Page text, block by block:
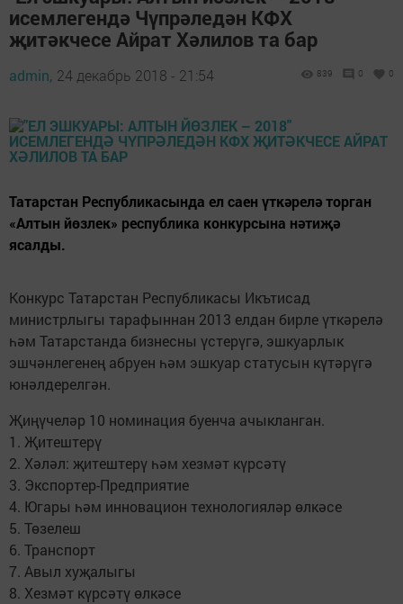
исемлегендә Чүпрәледән КФХ
җитәкчесе Айрат Хәлилов та бар
admin, 24 декабрь 2018 - 21:54 839 0 0
Татарстан Республикасында ел саен үткәрелә торган
«Алтын йөзлек» республика конкурсына нәтиҗә
ясалды.
Конкурс Татарстан Республикасы Икътисад
министрлыгы тарафыннан 2013 елдан бирле үткәрелә
һәм Татарстанда бизнесны үстерүгә, эшкуарлык
эшчәнлегенең абруен һәм эшкуар статусын күтәрүгә
юнәлдерелгән.
Җиңүчеләр 10 номинация буенча ачыкланган.
1. Җитештерү
2. Хәләл: җитештерү һәм хезмәт күрсәтү
3. Экспортер-Предприятие
4. Югары һәм инновацион технологияләр өлкәсе
5. Төзелеш
6. Транспорт
7. Авыл хуҗалыгы
8. Хезмәт күрсәтү өлкәсе